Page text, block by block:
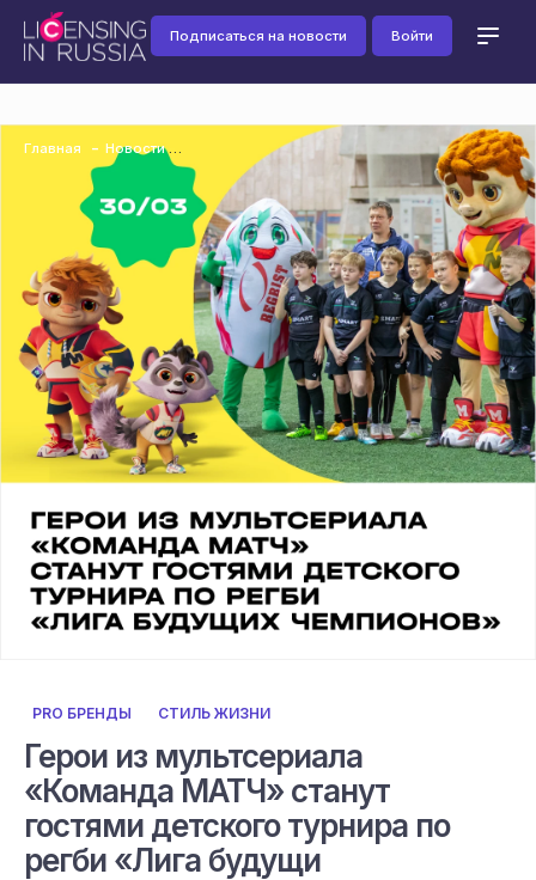
Подписаться на новости Войти
Главная Новости
PRO БРЕНДЫ СТИЛЬ ЖИЗНИ
Герои из мультсериала
«Команда МАТЧ» станут
гостями детского турнира по
регби «Лига будущи